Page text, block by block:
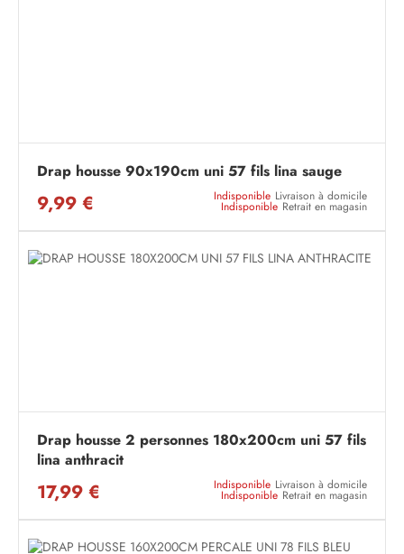
Drap housse 90x190cm uni 57 fils lina sauge
9,99 € Indisponible Livraison à domicile
Indisponible Retrait en magasin
Drap housse 2 personnes 180x200cm uni 57 fils
lina anthracit
17,99 € Indisponible Livraison à domicile
Indisponible Retrait en magasin